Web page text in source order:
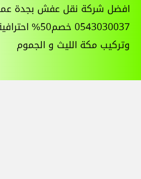
افضل شركة نقل عفش بجدة
0543030037
وتركيب مكة الليث و الجموم